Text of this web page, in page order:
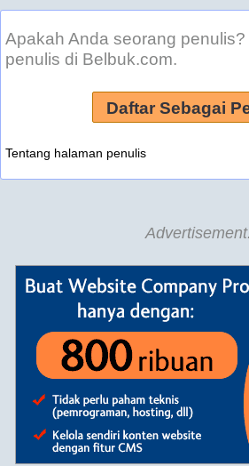
Apakah Anda seorang
penulis di Belbuk.com.
Daftar Sebagai
Tentang halaman penulis